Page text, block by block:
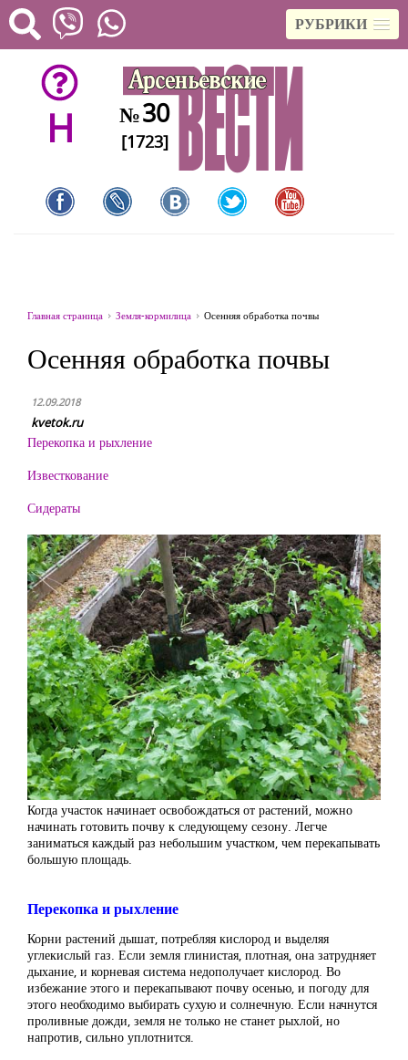
РУБРИКИ
H №30
[1723]
Главная страница Земля-кормилица Осенняя обработка почвы
Осенняя обработка почвы
12.09.2018
kvetok.ru
Перекопка и рыхление
Известкование
Сидераты
Когда участок начинает освобождаться от растений, можно
начинать готовить почву к следующему сезону. Легче
заниматься каждый раз небольшим участком, чем перекапывать
большую площадь.
Перекопка и рыхление
Корни растений дышат, потребляя кислород и выделяя
углекислый газ. Если земля глинистая, плотная, она затрудняет
дыхание, и корневая система недополучает кислород. Во
избежание этого и перекапывают почву осенью, и погоду для
этого необходимо выбирать сухую и солнечную. Если начнутся
проливные дожди, земля не только не станет рыхлой, но
напротив, сильно уплотнится.